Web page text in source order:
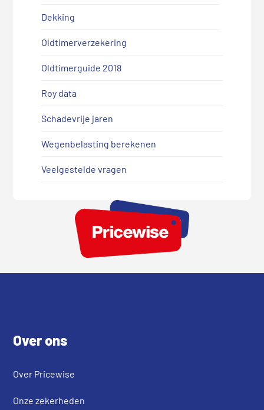
Dekking
Oldtimerverzekering
Oldtimerguide 2018
Roy data
Schadevrije jaren
Wegenbelasting berekenen
Veelgestelde vragen
Over ons
Over Pricewise
Onze zekerheden